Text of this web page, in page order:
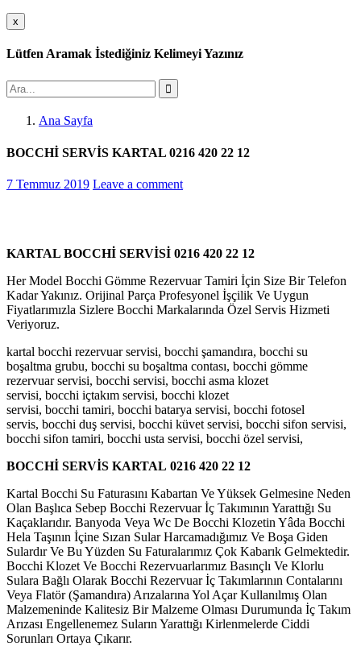
x
Lütfen Aramak İstediğiniz Kelimeyi Yazınız
Ana Sayfa
BOCCHİ SERVİS KARTAL 0216 420 22 12
7 Temmuz 2019 Leave a comment
KARTAL BOCCHİ SERVİSİ 0216 420 22 12
Her Model Bocchi Gömme Rezervuar Tamiri İçin Size Bir Telefon
Kadar Yakınız. Orijinal Parça Profesyonel İşçilik Ve Uygun
Fiyatlarımızla Sizlere Bocchi Markalarında Özel Servis Hizmeti
Veriyoruz.
kartal bocchi rezervuar servisi, bocchi şamandıra, bocchi su
boşaltma grubu, bocchi su boşaltma contası, bocchi gömme
rezervuar servisi, bocchi servisi, bocchi asma klozet
servisi, bocchi içtakım servisi, bocchi klozet
servisi, bocchi tamiri, bocchi batarya servisi, bocchi fotosel
servis, bocchi duş servisi, bocchi küvet servisi, bocchi sifon servisi,
bocchi sifon tamiri, bocchi usta servisi, bocchi özel servisi,
BOCCHİ SERVİS KARTAL 0216 420 22 12
Kartal Bocchi Su Faturasını Kabartan Ve Yüksek Gelmesine Neden
Olan Başlıca Sebep Bocchi Rezervuar İç Takımının Yarattığı Su
Kaçaklarıdır. Banyoda Veya Wc De Bocchi Klozetin Yâda Bocchi
Hela Taşının İçine Sızan Sular Harcamadığımız Ve Boşa Giden
Sulardır Ve Bu Yüzden Su Faturalarımız Çok Kabarık Gelmektedir.
Bocchi Klozet Ve Bocchi Rezervuarlarımız Basınçlı Ve Klorlu
Sulara Bağlı Olarak Bocchi Rezervuar İç Takımlarının Contalarını
Veya Flatör (Şamandıra) Arızalarına Yol Açar Kullanılmış Olan
Malzemeninde Kalitesiz Bir Malzeme Olması Durumunda İç Takım
Arızası Engellenemez Suların Yarattığı Kirlenmelerde Ciddi
Sorunları Ortaya Çıkarır.